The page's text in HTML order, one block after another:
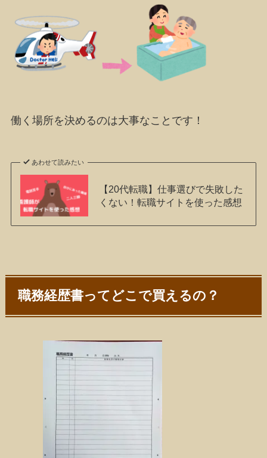
働く場所を決めるのは大事なことです！
あわせて読みたい
【20代転職】仕事選びで失敗した
くない！転職サイトを使った感想
職務経歴書ってどこで買えるの？